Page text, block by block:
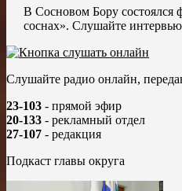
В Сосновом Бору состоялся
соснах». Слушайте
Слушайте радио онлайн,
23-103 - прямой эфир
20-133 - рекламный отдел
27-107 - редакция
Подкаст главы округа